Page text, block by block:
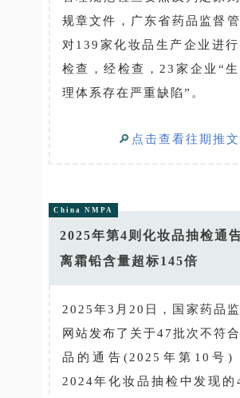
规章文件，广东省药品监督
对139家化妆品生产企业进
检查，经检查，23家企业“
理体系存在严重缺陷”。
🔎 点击查看往期推文
China NMPA
2025年第4则化妆品抽检通
离霜铅含量超标145倍
2025年3月20日，国家药品
网站发布了关于47批次不符
品的通告(2025年第10号)
2024年化妆品抽检中发现的